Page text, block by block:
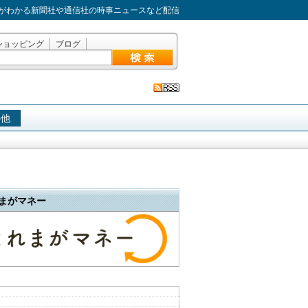
わかる新聞社や通信社の時事ニュースなど配信
ョッピング ブログ
がマネー